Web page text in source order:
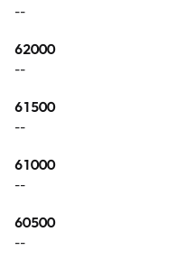
--
62000
--
61500
--
61000
--
60500
--